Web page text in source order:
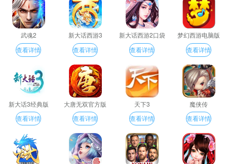
武魂2
查看详情
新大话西游3
查看详情
新大话西游2口袋
版
查看详情
梦幻西游电脑版
查看详情
新大话3经典版
查看详情
大唐无双官方版
查看详情
天下3
查看详情
魔侠传
查看详情